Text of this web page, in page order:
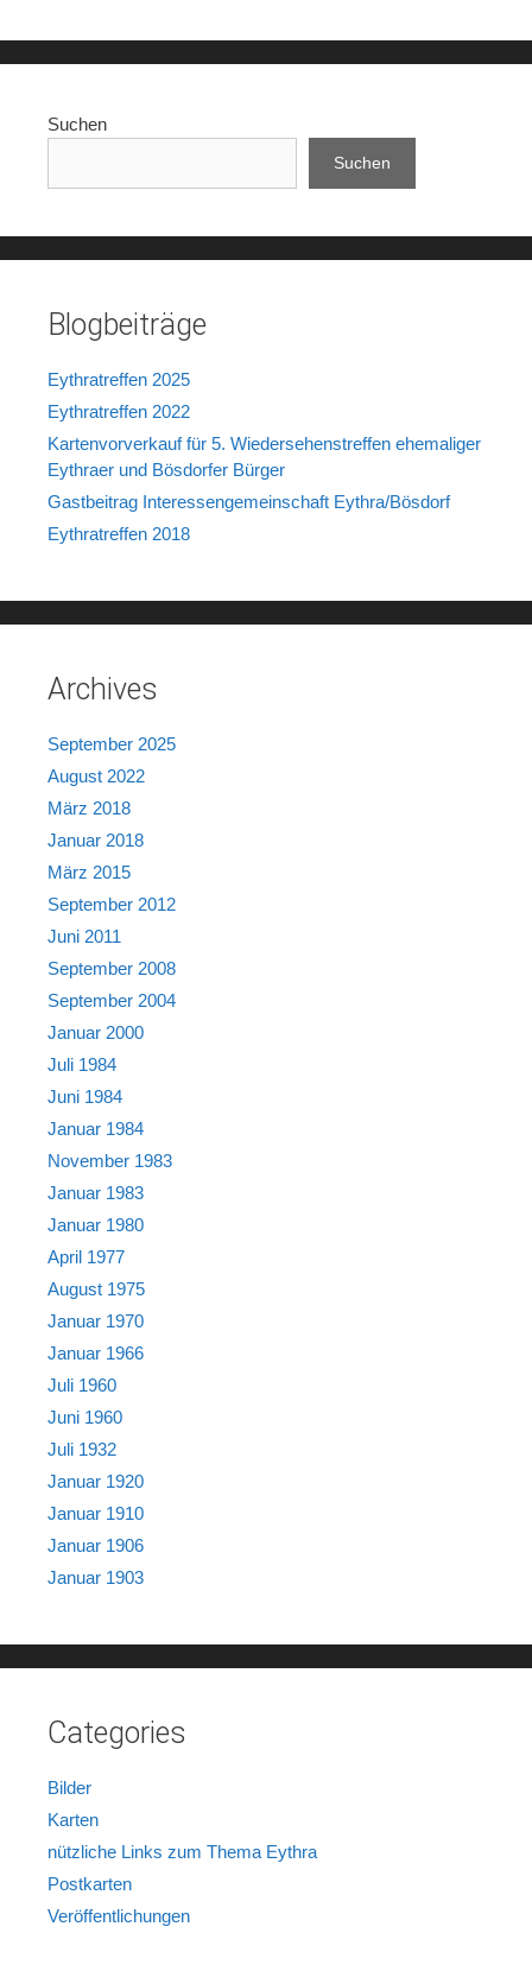
Suchen
Suchen
Blogbeiträge
Eythratreffen 2025
Eythratreffen 2022
Kartenvorverkauf für 5. Wiedersehenstreffen ehemaliger
Eythraer und Bösdorfer Bürger
Gastbeitrag Interessengemeinschaft Eythra/Bösdorf
Eythratreffen 2018
Archives
September 2025
August 2022
März 2018
Januar 2018
März 2015
September 2012
Juni 2011
September 2008
September 2004
Januar 2000
Juli 1984
Juni 1984
Januar 1984
November 1983
Januar 1983
Januar 1980
April 1977
August 1975
Januar 1970
Januar 1966
Juli 1960
Juni 1960
Juli 1932
Januar 1920
Januar 1910
Januar 1906
Januar 1903
Categories
Bilder
Karten
nützliche Links zum Thema Eythra
Postkarten
Veröffentlichungen